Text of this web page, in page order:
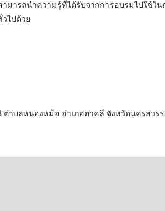
มารถนำความรู้ที่ได้รับจากการอบรมไปใช้ใ
ไปด้วย
บลหนองหม้อ อำเภอตาคลี จังหวัดนครสวรร